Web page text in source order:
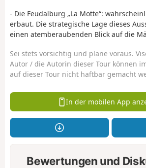
- Die Feudalburg „La Motte“:
erbaut. Die strategische Lage dieses
einen atemberaubenden Blick auf die
Sei stets vorsichtig und plane voraus.
Autor / die Autorin dieser Tour können
auf dieser Tour nicht haftbar gemacht
In der mobilen App
Bewertungen und